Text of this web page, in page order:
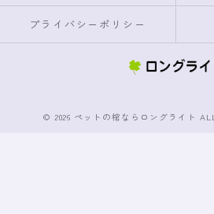
プライバシーポリシー
© 2026 ペットの棺ならロングライト